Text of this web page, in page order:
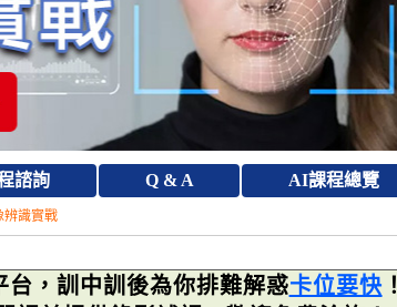
諮詢 Q & A AI課程總覽
辨識實戰
台，訓中訓後為你排難解惑卡位要快！